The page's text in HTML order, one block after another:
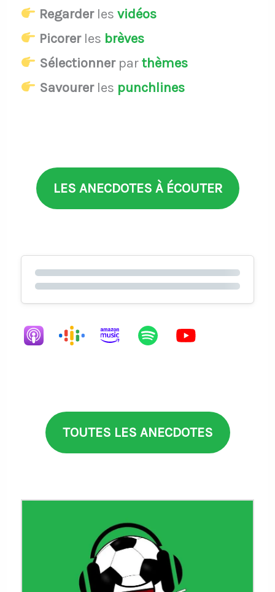
Regarderles vidéos
Picorerles brèves
Sélectionnerparthèmes
Savourerles punchlines
LES ANECDOTES À ÉCOUTER
TOUTES LES ANECDOTES